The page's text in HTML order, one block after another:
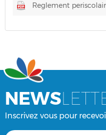
Reglement
NEWS
Inscrivez vous pour